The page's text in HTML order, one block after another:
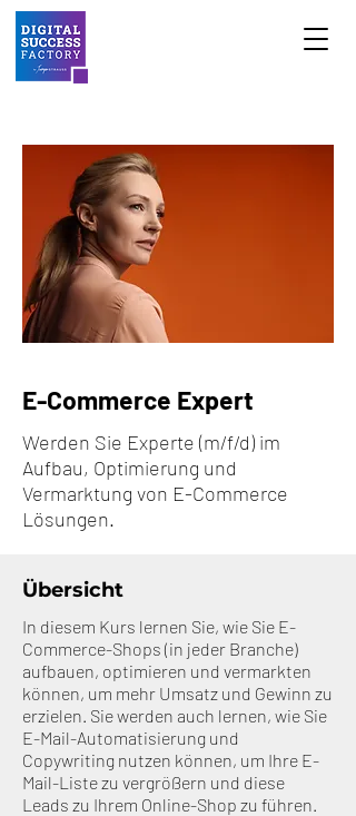
E-Commerce Expert
Werden Sie Experte (m/f/d) im
Aufbau, Optimierung und
Vermarktung von E-Commerce
Lösungen.
Übersicht
In diesem Kurs lernen Sie, wie Sie E-
Commerce-Shops (in jeder Branche)
aufbauen, optimieren und vermarkten
können, um mehr Umsatz und Gewinn zu
erzielen. Sie werden auch lernen, wie Sie
E-Mail-Automatisierung und
Copywriting nutzen können, um Ihre E-
Mail-Liste zu vergrößern und diese
Leads zu Ihrem Online-Shop zu führen.